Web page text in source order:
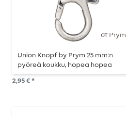
от Prym
Union Knopf by Prym 25 mm:n
pyöreä koukku, hopea hopea
2,95 € *